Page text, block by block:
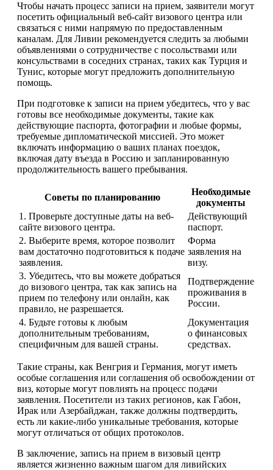
Чтобы начать процесс записи на прием, заявители могут
посетить официальный веб-сайт визового центра или
связаться с ними напрямую по предоставленным
каналам. Для Ливии рекомендуется следить за любыми
объявлениями о сотрудничестве с посольствами или
консульствами в соседних странах, таких как Турция и
Тунис, которые могут предложить дополнительную
помощь.
При подготовке к записи на прием убедитесь, что у вас
готовы все необходимые документы, такие как
действующие паспорта, фотографии и любые формы,
требуемые дипломатической миссией. Это может
включать информацию о ваших планах поездок,
включая дату въезда в Россию и запланированную
продолжительность вашего пребывания.
Советы по планированию
Необходимые
документы
1. Проверьте доступные даты на веб-
сайте визового центра.
Действующий
паспорт.
2. Выберите время, которое позволит
вам достаточно подготовиться к подаче
заявления.
Форма
заявления на
визу.
3. Убедитесь, что вы можете добраться
до визового центра, так как запись на
прием по телефону или онлайн, как
правило, не разрешается.
Подтверждение
проживания в
России.
4. Будьте готовы к любым
дополнительным требованиям,
специфичным для вашей страны.
Документация
о финансовых
средствах.
Такие страны, как Венгрия и Германия, могут иметь
особые соглашения или соглашения об освобождении от
виз, которые могут повлиять на процесс подачи
заявления. Посетители из таких регионов, как Габон,
Ирак или Азербайджан, также должны подтвердить,
есть ли какие-либо уникальные требования, которые
могут отличаться от общих протоколов.
В заключение, запись на прием в визовый центр
является жизненно важным шагом для ливийских